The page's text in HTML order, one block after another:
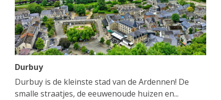
Durbuy
Durbuy is de kleinste stad van de Ardennen! De
smalle straatjes, de eeuwenoude huizen en...